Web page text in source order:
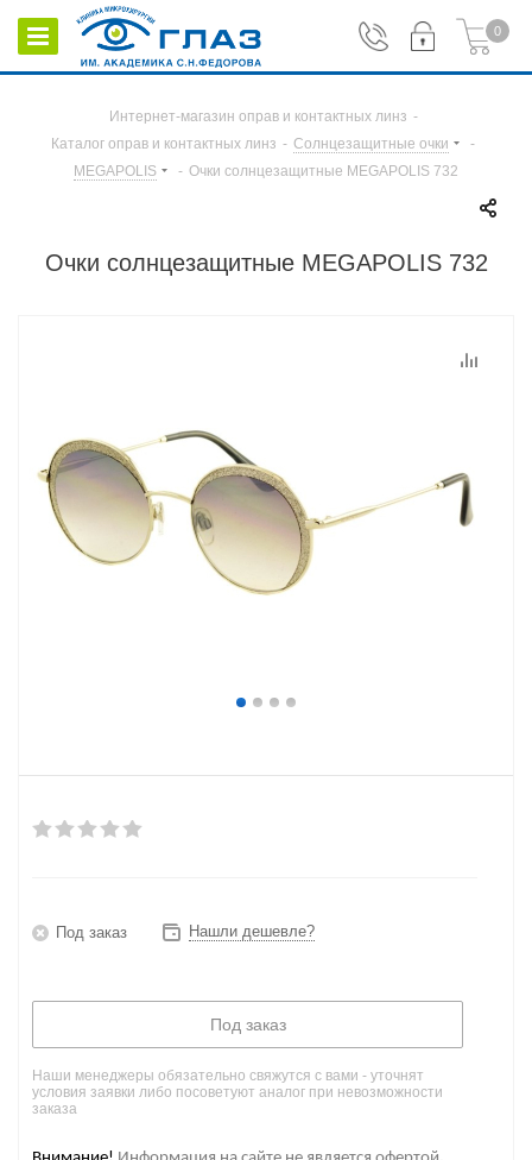
0
Интернет-магазин оправ и контактных линз -
Каталог оправ и контактных линз - Солнцезащитные очки
-
MEGAPOLIS
- Очки солнцезащитные MEGAPOLIS 732
Очки солнцезащитные MEGAPOLIS 732
Под заказ Нашли дешевле?
Под заказ
Наши менеджеры обязательно свяжутся с вами - уточнят
условия заявки либо посоветуют аналог при невозможности
заказа